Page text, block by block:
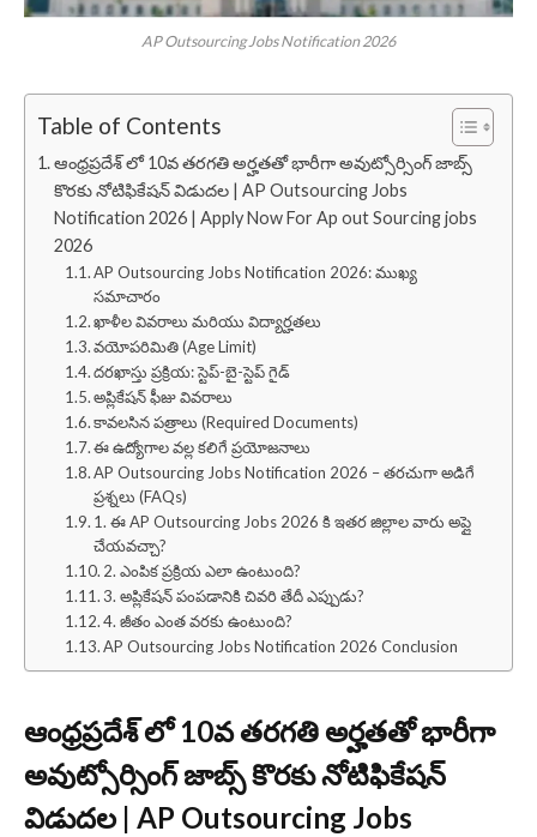
AP Outsourcing Jobs Notification 2026
Table of Contents
ఆంధ్రప్రదేశ్ లో 10వ తరగతి అర్హతతో భారీగా అవుట్సోర్సింగ్ జాబ్స్
కొరకు నోటిఫికేషన్ విడుదల | AP Outsourcing Jobs
Notification 2026 | Apply Now For Ap out Sourcing jobs
2026
AP Outsourcing Jobs Notification 2026: ముఖ్య
సమాచారం
ఖాళీల వివరాలు మరియు విద్యార్హతలు
వయోపరిమితి (Age Limit)
దరఖాస్తు ప్రక్రియ: స్టెప్-బై-స్టెప్ గైడ్
అప్లికేషన్ ఫీజు వివరాలు
కావలసిన పత్రాలు (Required Documents)
ఈ ఉద్యోగాల వల్ల కలిగే ప్రయోజనాలు
AP Outsourcing Jobs Notification 2026 – తరచుగా అడిగే
ప్రశ్నలు (FAQs)
1. ఈ AP Outsourcing Jobs 2026 కి ఇతర జిల్లాల వారు అప్లై
చేయవచ్చా?
2. ఎంపిక ప్రక్రియ ఎలా ఉంటుంది?
3. అప్లికేషన్ పంపడానికి చివరి తేదీ ఎప్పుడు?
4. జీతం ఎంత వరకు ఉంటుంది?
AP Outsourcing Jobs Notification 2026 Conclusion
ఆంధ్రప్రదేశ్ లో 10వ తరగతి అర్హతతో భారీగా
అవుట్సోర్సింగ్ జాబ్స్ కొరకు నోటిఫికేషన్
విడుదల | AP Outsourcing Jobs